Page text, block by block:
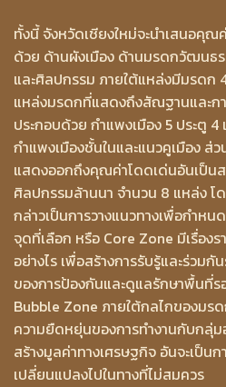
ทั้งนี้ จังหวัดเชียงใหม่จะนำเสนอคุณ
ด้วย ด้านผังเมือง ด้านมรดกวัฒนธ
และศิลปกรรม ภายใต้แหล่งมีมรดก
แหล่งมรดกที่แสดงถึงสัณฐานและก
ประกอบด้วย กำแพงเมือง 5 ประตู 4
กำแพงเมืองชั้นในและแนวคูเมือง
แสดงออกถึงคุณค่าโดดเด่นอันเป็น
ศิลปกรรมล้านนา จำนวน 8 แหล่ง
กล่าวเป็นการวางแนวทางเพื่อกำหน
จุดที่เลือก หรือ Core Zone มีเรื่อง
อย่างไร เพื่อสร้างการรับรู้และร่วม
ของการป้องกันและดูแลรักษาพื้นที่ร
Bubble Zone ภายใต้กลไกของมร
ความยืดหยุ่นของการทำงานกับกลุ่
สร้างมูลค่าทางเศรษฐกิจ อันจะเป็น
เปลี่ยนแปลงไปในทางที่ไม่สมควร